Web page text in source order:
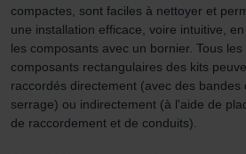
compactes, sont faciles à nettoyer et
une installation efficace, voire intuitive,
les composants avec un bornier. Tous les
composants rectangulaires des kits
raccordés directement (avec des bandes
serrage) ou indirectement (à l'aide de
de raccordement et de conduits).